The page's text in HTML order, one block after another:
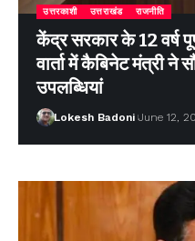
उत्तरकाशी उत्तराखंड राजनीति
केंद्र सरकार के 12 वर्ष
वार्ता में कैबिनेट मंत्री ने
उपलब्धियां
Lokesh Badoni June 12,